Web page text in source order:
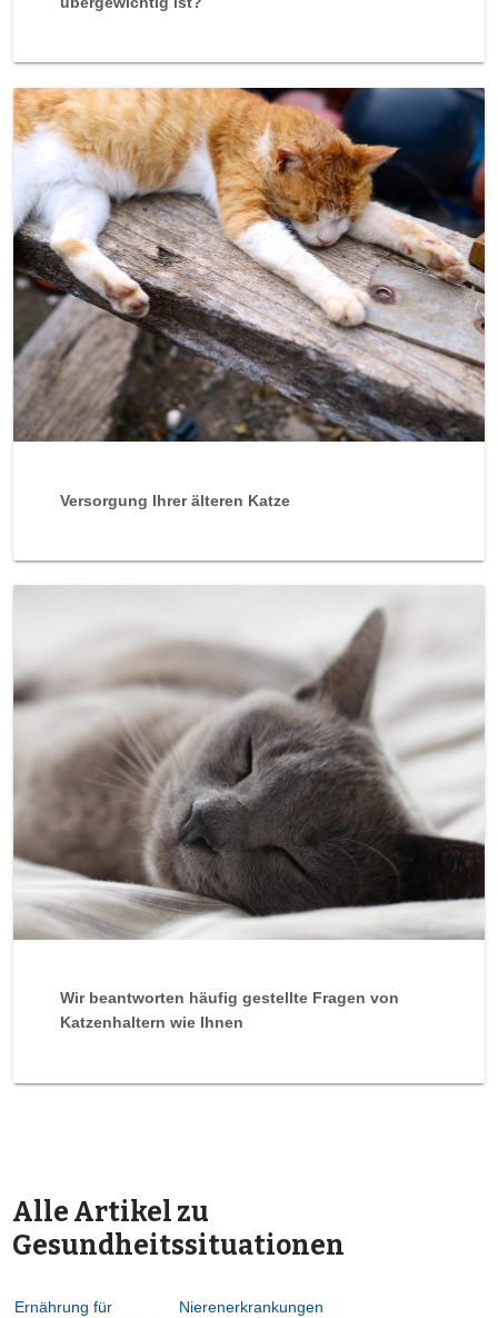
Versorgung Ihrer älteren Katze
Wir beantworten häufig gestellte Fragen von
Katzenhaltern wie Ihnen
Alle Artikel zu
Gesundheitssituationen
Ernährung für
Nierenerkrankungen